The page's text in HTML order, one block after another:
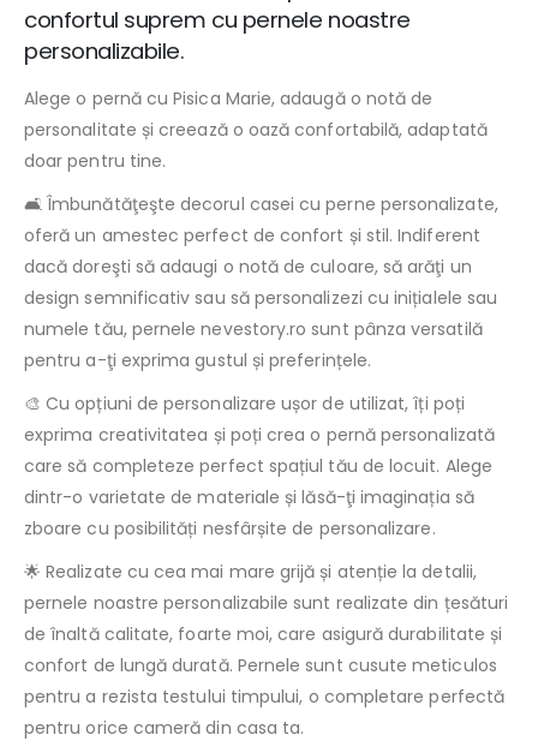
confortul suprem cu pernele noastre
personalizabile.
Alege o pernă cu Pisica Marie, adaugă o notă de
personalitate și creează o oază confortabilă, adaptată
doar pentru tine.
🛋️ Îmbunătăţeşte decorul casei cu perne personalizate,
oferă un amestec perfect de confort și stil. Indiferent
dacă doreşti să adaugi o notă de culoare, să arăţi un
design semnificativ sau să personalizezi cu inițialele sau
numele tău, pernele nevestory.ro sunt pânza versatilă
pentru a-ţi exprima gustul și preferințele.
🎨 Cu opțiuni de personalizare ușor de utilizat, îți poți
exprima creativitatea și poți crea o pernă personalizată
care să completeze perfect spațiul tău de locuit. Alege
dintr-o varietate de materiale și lăsă-ţi imaginația să
zboare cu posibilități nesfârșite de personalizare.
🌟 Realizate cu cea mai mare grijă și atenție la detalii,
pernele noastre personalizabile sunt realizate din țesături
de înaltă calitate, foarte moi, care asigură durabilitate și
confort de lungă durată. Pernele sunt cusute meticulos
pentru a rezista testului timpului, o completare perfectă
pentru orice cameră din casa ta.